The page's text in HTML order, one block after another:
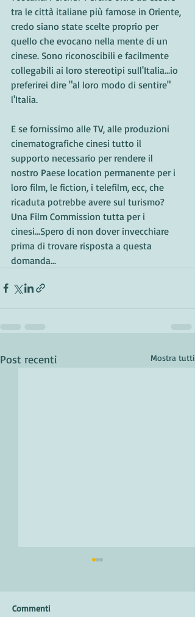
tra le città italiane più famose in Oriente,
credo siano state scelte proprio per
quello che evocano nella mente di un
cinese. Sono riconoscibili e facilmente
collegabili ai loro stereotipi sull'Italia...io
preferirei dire "al loro modo di sentire"
l'Italia.
E se fornissimo alle TV, alle produzioni
cinematografiche cinesi tutto il
supporto necessario per rendere il
nostro Paese location permanente per i
loro film, le fiction, i telefilm, ecc, che
ricaduta potrebbe avere sul turismo?
Una Film Commission tutta per i
cinesi...Spero di non dover invecchiare
prima di trovare risposta a questa
domanda...
Post recenti Mostra tutti
Commenti